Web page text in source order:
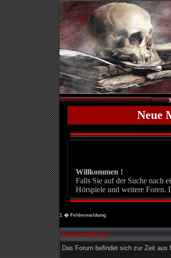
Neue
Willkommen !
Falls Sie auf der Suche nach
Hörspiele und weitere Foren.
1 � Fehlermeldung
Fehlermeldung
Das Forum befindet sich zur Zeit aus